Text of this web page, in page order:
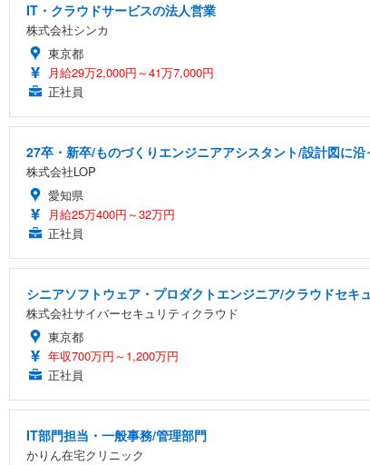
IT・クラウドサービスの法人営業
株式会社シンカ
東京都
月給29万2,000円～41万7,000円
正社員
27卒・新卒/ものづくりエンジニアアシスタント/設計図に
株式会社LOP
愛知県
月給25万400円～32万円
正社員
シニアソフトウェア・プロダクトエンジニア/クラウドセキ
株式会社サイバーセキュリティクラウド
東京都
年収700万円～1,200万円
正社員
IT部門担当・一般事務/管理部門
かりん在宅クリニック